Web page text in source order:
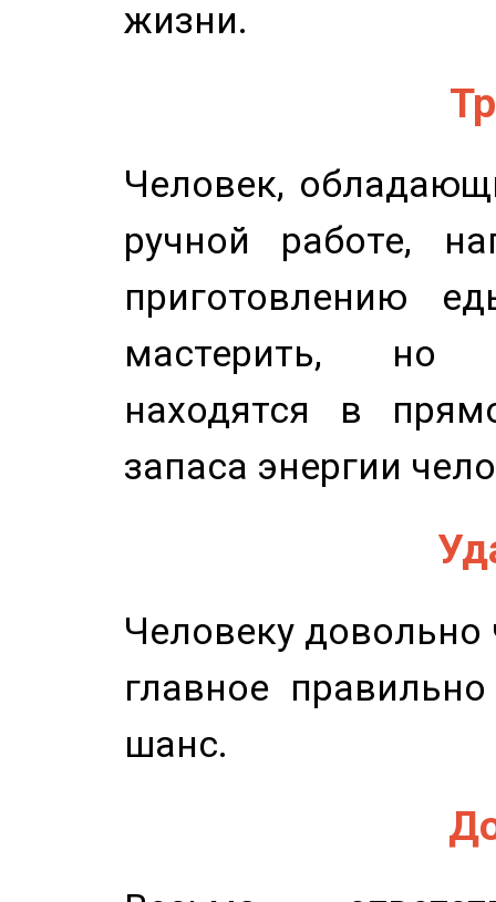
жизни.
Человек,
ручной работе,
приготовлению
мастерить, но
находятся в
запаса энергии
Человеку довольно
главное
шанс.